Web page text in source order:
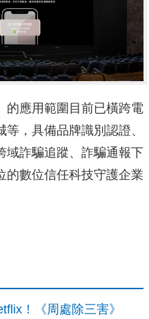
的應用範圍目前已橫跨電
，具備品牌識別認證、
域詐騙追蹤、詐騙通報下
的數位信任科技守護企業
！《周處除三害》